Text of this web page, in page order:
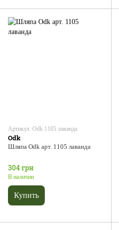
Артикул: Odk 1105 лаванда
Odk
Шляпа Odk арт. 1105 лаванда
304 грн
В наличии
Купить